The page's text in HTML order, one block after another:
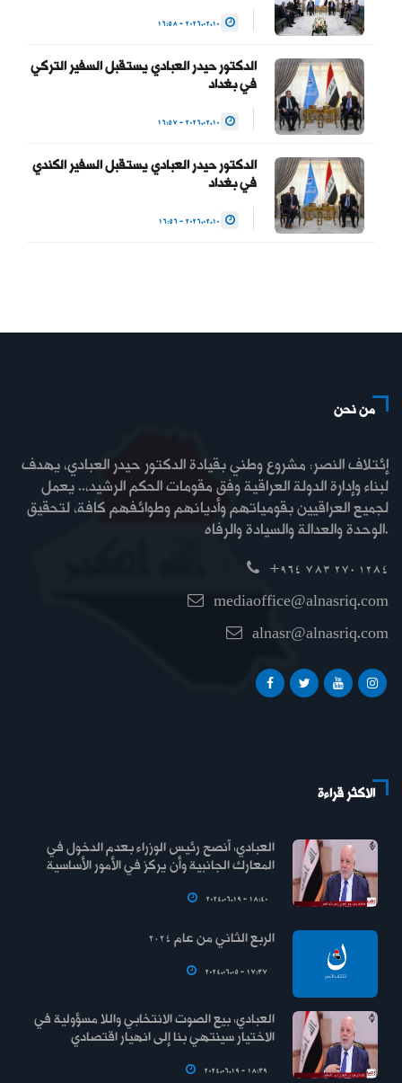
الدكتور حيدر العبادي يستقبل السفير التركي
في بغداد
الدكتور حيدر العبادي يستقبل السفير الكندي
في بغداد
من نحن
إئتلاف النصر: مشروع وطني بقيادة الدكتور حيدر العبادي، يهدف
لبناء وإدارة الدولة العراقية وفق مقومات الحكم الرشيد،.. يعمل
لجميع العراقيين بقومياتهم وأديانهم وطوائفهم كافة، لتحقيق
الوحدة والعدالة والسيادة والرفاه.
+964 783 270 1284
mediaoffice@alnasriq.com
alnasr@alnasriq.com
الاكثر قراءة
العبادي: أنصح رئيس الوزراء بعدم الدخول في
المعارك الجانبية وأن يركز في الأمور الأساسية
2024.06.19 - 18:40
الربع الثاني من عام 2024
2024.06.05 - 17:37
العبادي: بيع الصوت الانتخابي واللا مسؤولية في
الاختيار سينتهي بنا إلى انهيار اقتصادي
2024.06.19 - 18:39